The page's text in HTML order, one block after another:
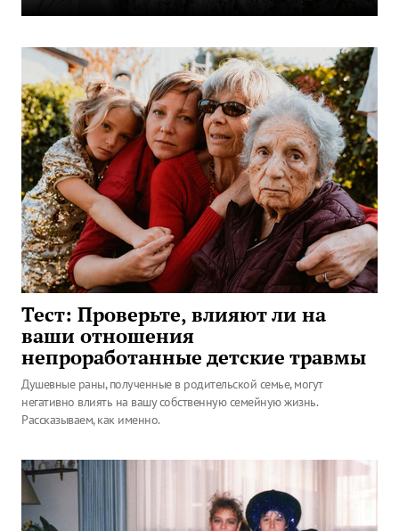
Тест: Проверьте, влияют ли на
ваши отношения
непроработанные детские травмы
Душевные раны, полученные в родительской семье, могут
негативно влиять на вашу собственную семейную жизнь.
Рассказываем, как именно.